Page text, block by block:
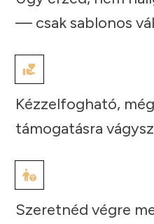
— csak sablonos
Kézzelfogható,
támogatásra
Szeretnéd végre